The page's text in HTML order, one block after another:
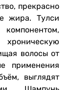
прекрасно
жира. Тулси
волосы от
применения
выглядят